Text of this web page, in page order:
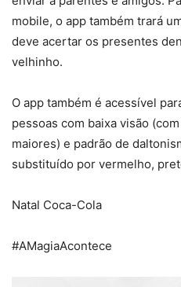
mobile, o app também trará
deve acertar os presentes
velhinho.
O app também é acessível
pessoas com baixa visão
maiores) e padrão de
substituído por vermelho,
Natal Coca-Cola
#AMagiaAcontece